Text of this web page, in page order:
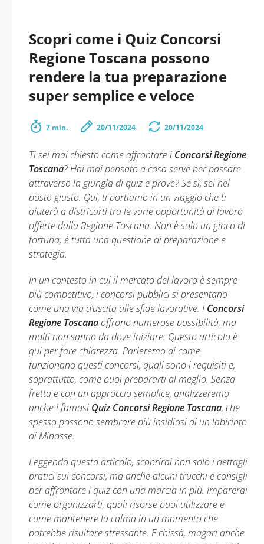
Scopri come i Quiz Concorsi
Regione Toscana possono
rendere la tua preparazione
super semplice e veloce
7 min. 20/11/2024 20/11/2024
Ti sei mai chiesto come affrontare i Concorsi Regione
Toscana? Hai mai pensato a cosa serve per passare
attraverso la giungla di quiz e prove? Se sì, sei nel
posto giusto. Qui, ti portiamo in un viaggio che ti
aiuterà a districarti tra le varie opportunità di lavoro
offerte dalla Regione Toscana. Non è solo un gioco di
fortuna; è tutta una questione di preparazione e
strategia.
In un contesto in cui il mercato del lavoro è sempre
più competitivo, i concorsi pubblici si presentano
come una via d’uscita alle sfide lavorative. I Concorsi
Regione Toscanaoffrono numerose possibilità, ma
molti non sanno da dove iniziare. Questo articolo è
qui per fare chiarezza. Parleremo di come
funzionano questi concorsi, quali sono i requisiti e,
soprattutto, come puoi prepararti al meglio. Senza
fretta e con un approccio semplice, analizzeremo
anche i famosi Quiz Concorsi Regione Toscana, che
spesso possono sembrare più insidiosi di un labirinto
di Minosse.
Leggendo questo articolo, scoprirai non solo i dettagli
pratici sui concorsi, ma anche alcuni trucchi e consigli
per affrontare i quiz con una marcia in più. Imparerai
come organizzarti, quali risorse puoi utilizzare e
come mantenere la calma in un momento che
potrebbe risultare stressante. E chissà, magari anche